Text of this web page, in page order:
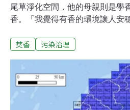
尾草淨化空間，他的母親則是學
香。「我覺得有香的環境讓人安
燃劑與香精，增添致癌風險。後
與健康意識抬頭，政府2016年推
《你「香」信嗎？ 環保與信仰的
的轉變，走入宮廟、香鋪與金香
人、Z世代的信仰者、學者與醫
焚香 污染治理